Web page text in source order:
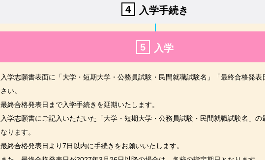
4 入学手続き
5 入学
入学志願書表面に「大学・短期大学・公務員試験・民間就職試験名」「最終合格発表
さい。
最終合格発表日まで入学手続きを延期いたします。
入学志願書にご記入いただいた「大学・短期大学・公務員試験・民間就職試験名」の
なります。
最終合格発表日より7日以内に手続きをお願いいたします。